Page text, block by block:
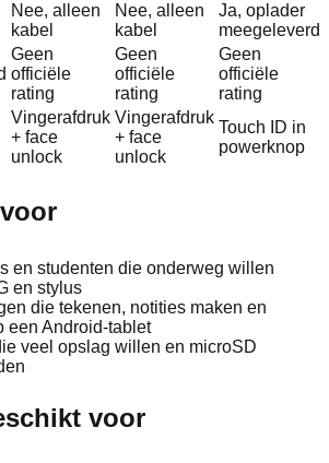
Nee, alleen
kabel
Nee, alleen
kabel
Ja, oplader
meegeleverd
Geen
officiële
rating
Geen
officiële
rating
Geen
officiële
rating
Vingerafdruk
+ face
unlock
Vingerafdruk
+ face
unlock
Touch ID in
powerknop
en studenten die onderweg willen
en stylus
die tekenen, notities maken en
een Android‑tablet
veel opslag willen en microSD
voor